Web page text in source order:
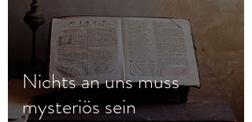
Nichts an uns muss
mysteriös sein